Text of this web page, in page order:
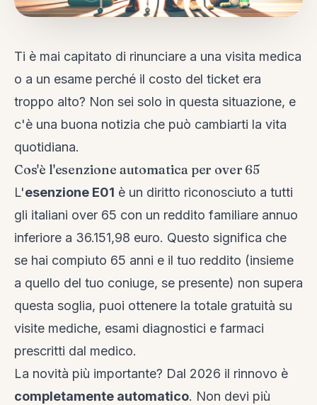
Ti è mai capitato di rinunciare a una visita medica
o a un esame perché il costo del ticket era
troppo alto? Non sei solo in questa situazione, e
c'è una buona notizia che può cambiarti la vita
quotidiana.
Cos'è l'esenzione automatica per over 65
L'esenzione E01 è un diritto riconosciuto a tutti
gli italiani over 65 con un reddito familiare annuo
inferiore a 36.151,98 euro. Questo significa che
se hai compiuto 65 anni e il tuo reddito (insieme
a quello del tuo coniuge, se presente) non supera
questa soglia, puoi ottenere la totale gratuità su
visite mediche, esami diagnostici e farmaci
prescritti dal medico.
La novità più importante? Dal 2026 il rinnovo è
completamente automatico. Non devi più